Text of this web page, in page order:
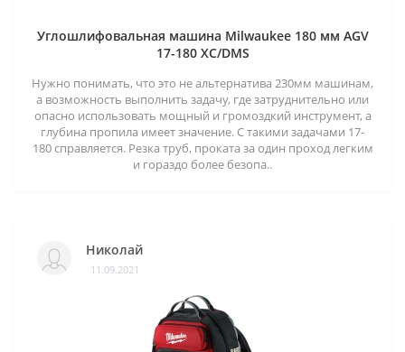
Углошлифовальная машина Milwaukee 180 мм AGV
17-180 XC/DMS
Нужно понимать, что это не альтернатива 230мм машинам,
а возможность выполнить задачу, где затруднительно или
опасно использовать мощный и громоздкий инструмент, а
глубина пропила имеет значение. С такими задачами 17-
180 справляется. Резка труб, проката за один проход легким
и гораздо более безопа..
Николай
11.09.2021